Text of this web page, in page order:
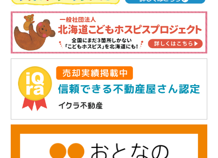
4. 個人情報の第三者提供について
当社は、原則として以下に定める場合を除き、個人情報を第三者に提供しま
せん。
・ お客様の同意がある場合
・ 個人情報保護法その他法令に定めのある場合
5. 個人情報に関するお問い合わせ（訂正・開示・削除）について
当社は、お客様がご自身の個人情報について、開示・訂正・利用停止・消去
を申し出られた場合は速やかに対応します。
6. 個人情報保護関連規程の制定・実施・改善
当社は、上記の方針を徹底するため、これを全職員並びに関係者に周知・実
施し、本プライバシーポリシーの内容を継続的に見直し、改善に努めます。
ライブリーライフ株式会社
info@ho-select.com